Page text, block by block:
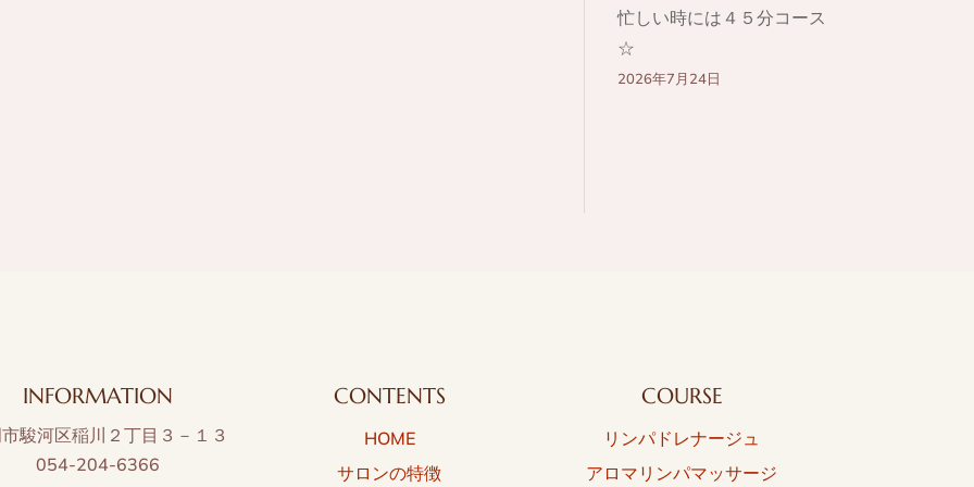
忙しい時には４５分コース
☆
2026年7月24日
INFORMATION
駿河区稲川２丁目３－１３
054-204-6366
CONTENTS
HOME
サロンの特徴
COURSE
リンパドレナージュ
アロマリンパマッサージ